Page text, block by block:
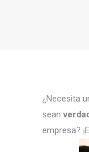
¿Necesita
sean
empresa?